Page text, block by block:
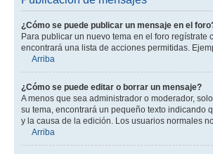
¿Cómo se puede publicar un mensaje en el
Para publicar un nuevo tema en el foro
encontrará una lista de acciones permitidas.
Arriba
¿Cómo se puede editar o borrar un mensaje?
A menos que sea administrador o moderador,
su tema, encontrará un pequeño texto indicando
y la causa de la edición. Los usuarios normales
Arriba